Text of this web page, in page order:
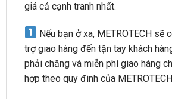
giá cả cạnh tranh nhất.
Nếu bạn ở xa, METROTECH sẽ
trợ giao hàng đến tận tay khách
phải chăng và miễn phí giao hàng
hợp theo quy đinh của